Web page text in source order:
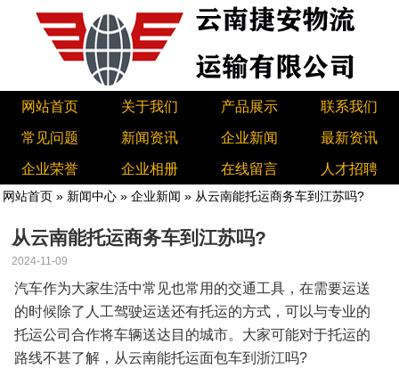
网站首页 关于我们 产品展示 联系我们
常见问题 新闻资讯 企业新闻 最新资讯
企业荣誉 企业相册 在线留言 人才招聘
网站首页 » 新闻中心 » 企业新闻 » 从云南能托运商务车到江苏吗?
从云南能托运商务车到江苏吗?
2024-11-09
汽车作为大家生活中常见也常用的交通工具，在需要运送
的时候除了人工驾驶运送还有托运的方式，可以与专业的
托运公司合作将车辆送达目的城市。大家可能对于托运的
路线不甚了解，从云南能托运面包车到浙江吗?